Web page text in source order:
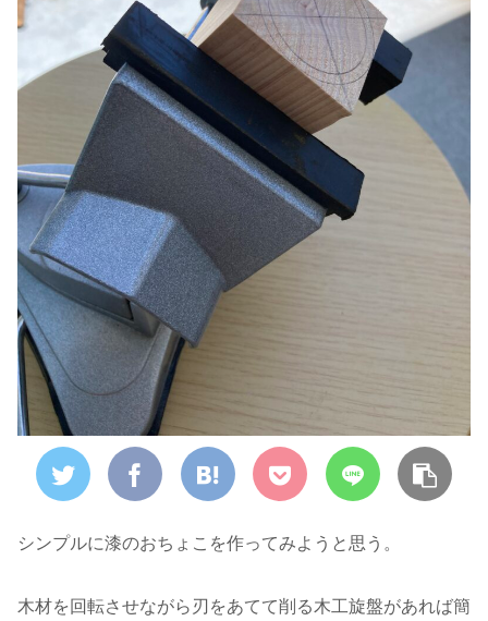
シンプルに漆のおちょこを作ってみようと思う。
木材を回転させながら刃をあてて削る木工旋盤があれば簡